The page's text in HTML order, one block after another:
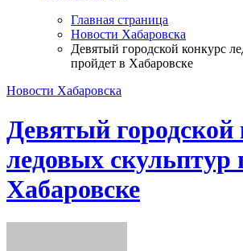
Главная страница
Новости Хабаровска
Девятый городской конкурс
пройдет в Хабаровске
Новости Хабаровска
Девятый городской
ледовых скульптур
Хабаровске